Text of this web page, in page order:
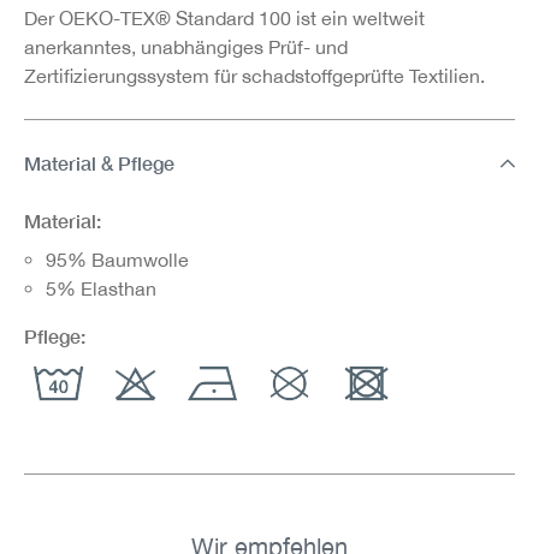
Der OEKO-TEX® Standard 100 ist ein weltweit
anerkanntes, unabhängiges Prüf- und
Zertifizierungssystem für schadstoffgeprüfte Textilien.
Material & Pflege
Material:
95% Baumwolle
5% Elasthan
Pflege:
Wir empfehlen